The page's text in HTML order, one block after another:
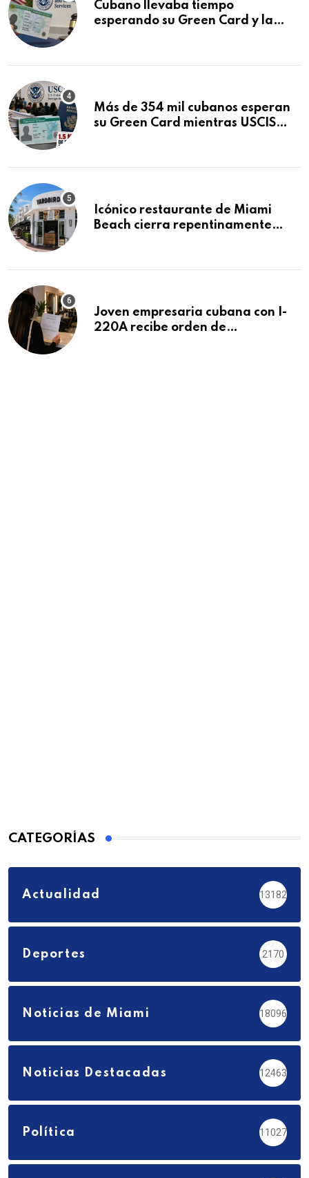
Cubano llevaba tiempo
esperando su Green Card y la
Más de 354 mil cubanos esperan
su Green Card mientras USCIS
Icónico restaurante de Miami
Beach cierra repentinamente
Joven empresaria cubana con I-
220A recibe orden de
CATEGORÍAS
Actualidad 13182
Deportes 2170
Noticias de Miami 18096
Noticias Destacadas 12463
Política 11027